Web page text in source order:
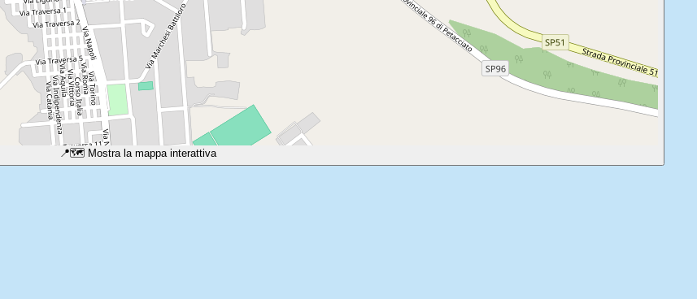
📍🗺️ Mostra la mappa interattiva